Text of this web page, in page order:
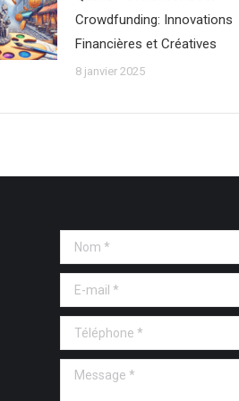
Crowdfunding: Innovations
Financières et Créatives
8 janvier 2025
Nom *
E-mail *
Téléphone *
Message *